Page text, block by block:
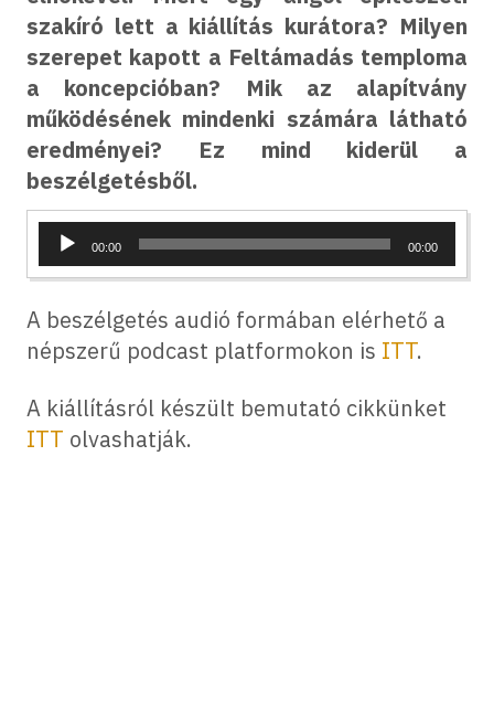
szakíró lett a kiállítás kurátora? Milyen
szerepet kapott a Feltámadás temploma
a koncepcióban? Mik az alapítvány
működésének mindenki számára látható
eredményei? Ez mind kiderül a
beszélgetésből.
Audió
lejátszó00:00 00:00
A beszélgetés audió formában elérhető a
népszerű podcast platformokon is ITT.
A kiállításról készült bemutató cikkünket
ITT olvashatják.